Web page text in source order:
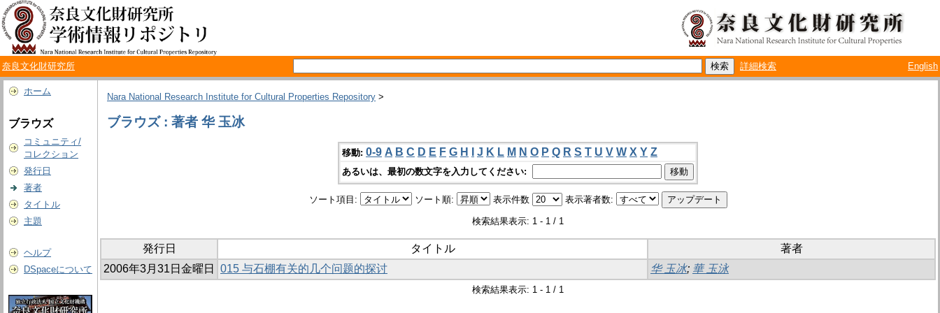
奈良文化財研究所 詳細検索 English
ホーム
ブラウズ
コミュニティ/
コレクション
発行日
著者
タイトル
主題
ヘルプ
DSpaceについて
Nara National Research Institute for Cultural Properties Repository >
ブラウズ : 著者 华 玉冰
移動: 0-9 A B C D E F G H J K L M N O P Q R S T U V W X Y Z
あるいは、最初の数文字を入力してください:
ソート項目: ソート順: 表示件数 表示著者数:
検索結果表示: 1 - 1 / 1
発行日 タイトル
著者
2006年3月31日金曜日
015 与石棚有关的几个问题的探讨 华 玉冰; 華 玉泳
検索結果表示: 1 - 1 / 1